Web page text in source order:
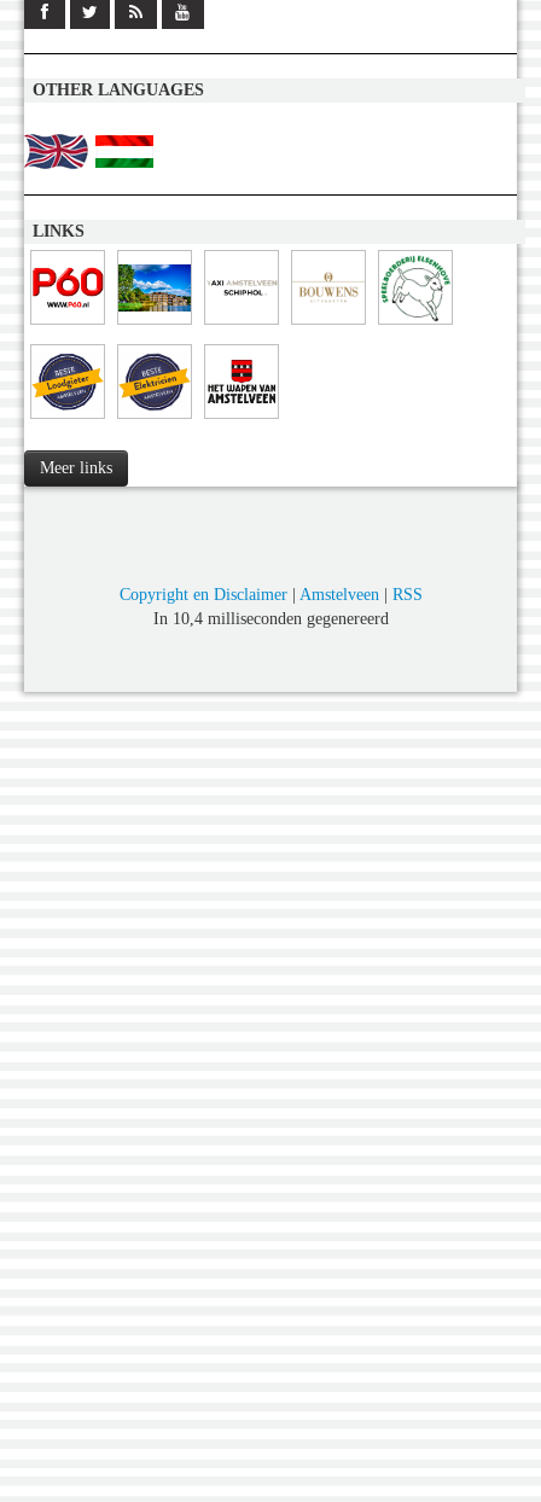
OTHER LANGUAGES
LINKS
Meer links
Copyright en Disclaimer| Amstelveen| RSS
In 10,4 milliseconden gegenereerd